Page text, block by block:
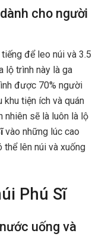
cho người
để leo núi và 3.5
lộ trình này là ga
được 70% người
tiện ích và quán
nhiên sẽ là luôn là lộ
vào những lúc cao
lên núi và xuống
Phú Sĩ
uống và